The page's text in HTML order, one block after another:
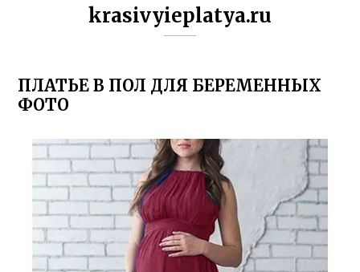
krasivyieplatya.ru
ПЛАТЬЕ В ПОЛ ДЛЯ БЕРЕМЕННЫХ
ФОТО